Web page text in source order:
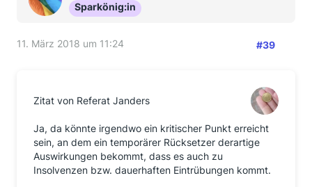
Sparkönig:in
11. März 2018 um 11:24 #39
Zitat von Referat Janders
Ja, da könnte irgendwo ein kritischer Punkt erreicht
sein, an dem ein temporärer Rücksetzer derartige
Auswirkungen bekommt, dass es auch zu
Insolvenzen bzw. dauerhaften Eintrübungen kommt.